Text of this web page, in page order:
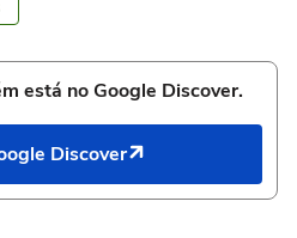
está no Google Discover.
Discover